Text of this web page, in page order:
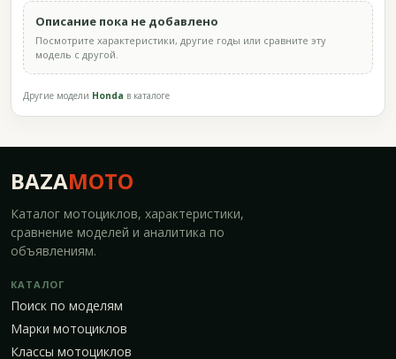
Описание пока не добавлено
Посмотрите характеристики, другие годы или сравните эту
модель с другой.
Другие модели Honda в каталоге
BAZAMOTO
Каталог мотоциклов, характеристики,
сравнение моделей и аналитика по
объявлениям.
КАТАЛОГ
Поиск по моделям
Марки мотоциклов
Классы мотоциклов